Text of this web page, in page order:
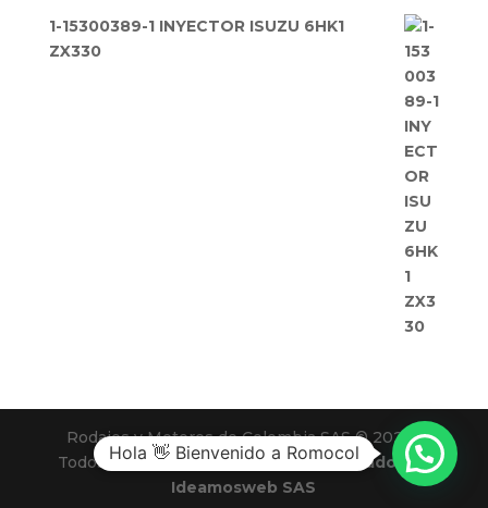
1-15300389-1 INYECTOR ISUZU 6HK1
ZX330
Rodajes y Motores de Colombia SAS © 2025 |
Todos los derechos reservados |Diseñado por
Ideamosweb SAS
Hola 👋 Bienvenido a Romocol